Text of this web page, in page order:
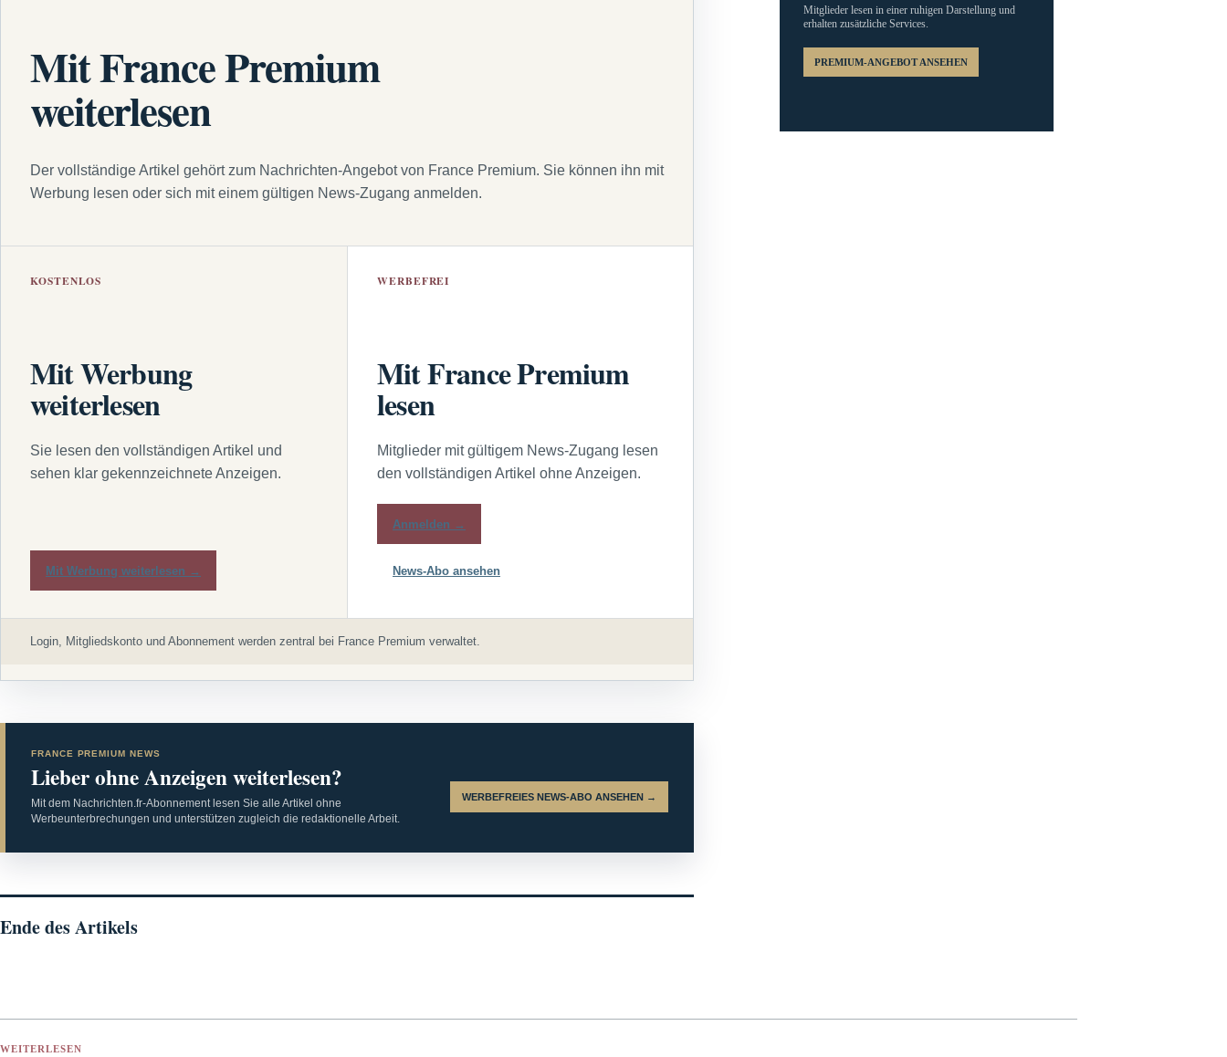
Mit France Premium
weiterlesen
Der vollständige Artikel gehört zum Nachrichten-Angebot von France Premium. Sie können ihn mit
Werbung lesen oder sich mit einem gültigen News-Zugang anmelden.
KOSTENLOS
Mit Werbung
weiterlesen
Sie lesen den vollständigen Artikel und
sehen klar gekennzeichnete Anzeigen.
Mit Werbung weiterlesen →
WERBEFREI
Mit France Premium
lesen
Mitglieder mit gültigem News-Zugang lesen
den vollständigen Artikel ohne Anzeigen.
Anmelden →
News-Abo ansehen
Login, Mitgliedskonto und Abonnement werden zentral bei France Premium verwaltet.
FRANCE PREMIUM NEWS
Lieber ohne Anzeigen weiterlesen?
Mit dem Nachrichten.fr-Abonnement lesen Sie alle Artikel ohne
Werbeunterbrechungen und unterstützen zugleich die redaktionelle Arbeit.
WERBEFREIES NEWS-ABO ANSEHEN →
Ende des Artikels
Mitglieder lesen in einer ruhigen Darstellung und
erhalten zusätzliche Services.
PREMIUM-ANGEBOT ANSEHEN
WEITERLESEN